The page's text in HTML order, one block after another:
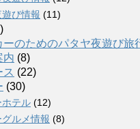
び情報 (11)
のためのパタヤ夜遊び旅
内 (8)
(22)
(30)
ホテル (12)
ルメ情報 (8)